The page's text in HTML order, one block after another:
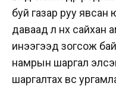
буй газар руу
даваад л өнөөх
инээгээд зогсож
намрын шаргал
шаргалтах өвс